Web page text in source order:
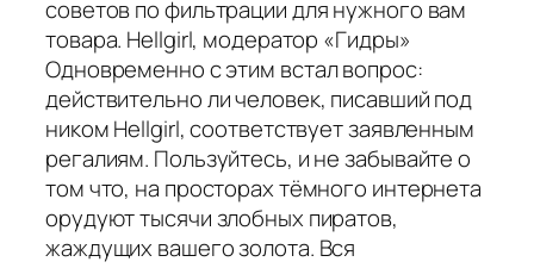
советов по фильтрации для нужного вам
товара. Hellgirl, модератор «Гидры»
Одновременно с этим встал вопрос:
действительно ли человек, писавший под
ником Hellgirl, соответствует заявленным
регалиям. Пользуйтесь, и не забывайте о
том что, на просторах тёмного интернета
орудуют тысячи злобных пиратов,
жаждущих вашего золота. Вся